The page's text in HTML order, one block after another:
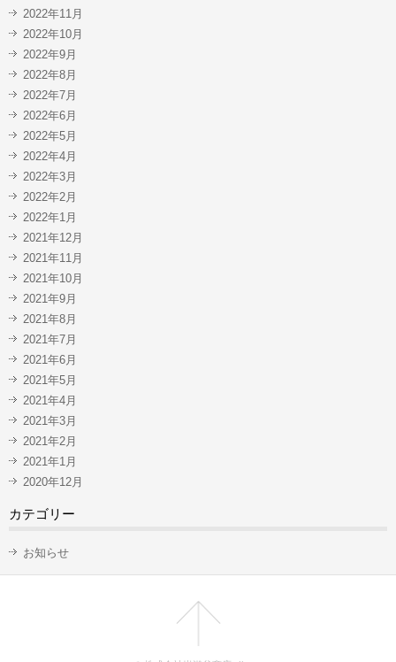
2022年11月
2022年10月
2022年9月
2022年8月
2022年7月
2022年6月
2022年5月
2022年4月
2022年3月
2022年2月
2022年1月
2021年12月
2021年11月
2021年10月
2021年9月
2021年8月
2021年7月
2021年6月
2021年5月
2021年4月
2021年3月
2021年2月
2021年1月
2020年12月
カテゴリー
お知らせ